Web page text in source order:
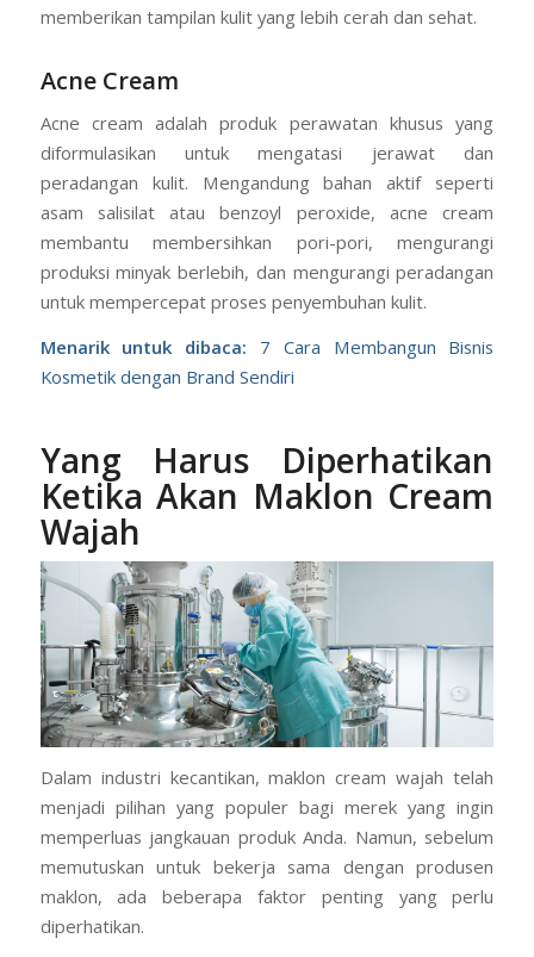
memberikan tampilan kulit yang lebih cerah dan sehat.
Acne Cream
Acne cream adalah produk perawatan khusus yang
diformulasikan untuk mengatasi jerawat dan
peradangan kulit. Mengandung bahan aktif seperti
asam salisilat atau benzoyl peroxide, acne cream
membantu membersihkan pori-pori, mengurangi
produksi minyak berlebih, dan mengurangi peradangan
untuk mempercepat proses penyembuhan kulit.
Menarik untuk dibaca:
7 Cara Membangun Bisnis
Kosmetik dengan Brand Sendiri
Yang Harus Diperhatikan
Ketika Akan Maklon Cream
Wajah
Dalam industri kecantikan, maklon cream wajah telah
menjadi pilihan yang populer bagi merek yang ingin
memperluas jangkauan produk Anda. Namun, sebelum
memutuskan untuk bekerja sama dengan produsen
maklon, ada beberapa faktor penting yang perlu
diperhatikan.